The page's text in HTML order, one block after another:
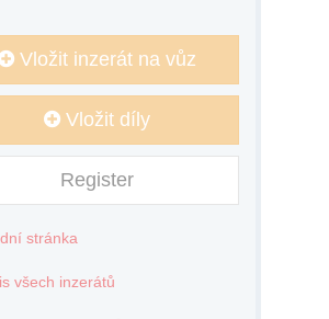
Vložit inzerát na vůz
Vložit díly
Register
stránka
všech inzerátů